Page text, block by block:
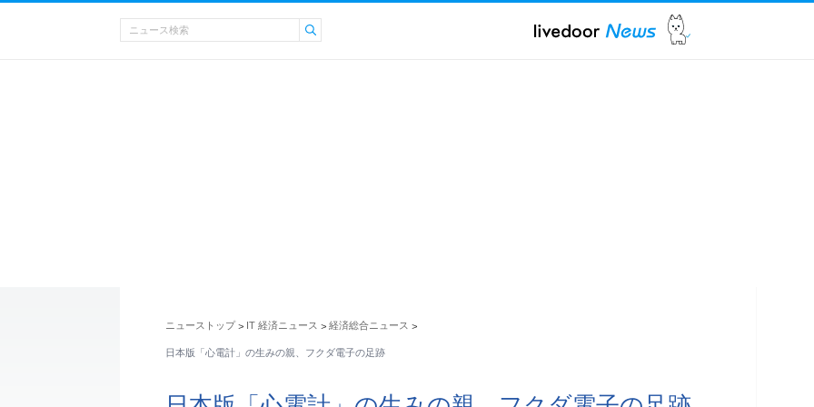
ニューストップ > IT 経済ニュース > 経済総合ニュース >
日本版「心電計」の生みの親、フクダ電子の足跡